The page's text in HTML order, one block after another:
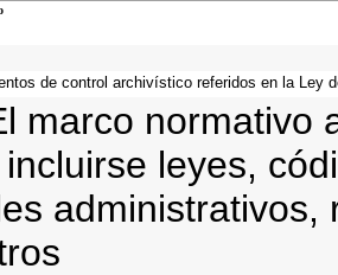
de control archivístico referidos en la Ley
marco normativo
leyes,